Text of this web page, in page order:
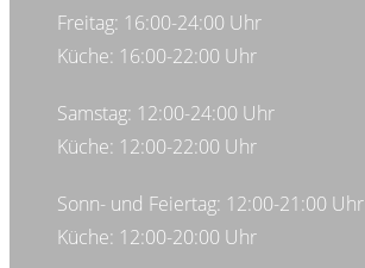
Freitag: 16:00-24:00 Uhr
Küche: 16:00-22:00 Uhr
Samstag: 12:00-24:00 Uhr
Küche: 12:00-22:00 Uhr
Sonn- und Feiertag: 12:00-21:00 Uhr
Küche: 12:00-20:00 Uhr